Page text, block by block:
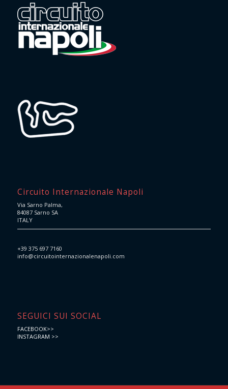
Circuito Internazionale Napoli
Via Sarno Palma,
84087 Sarno SA
ITALY
+39 375 697 7160
info@circuitointernazionalenapoli.com
SEGUICI SUI SOCIAL
FACEBOOK>>
INSTAGRAM >>